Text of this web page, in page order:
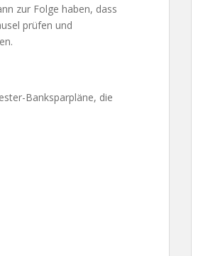
zur Folge haben, dass
prüfen und
Banksparpläne, die